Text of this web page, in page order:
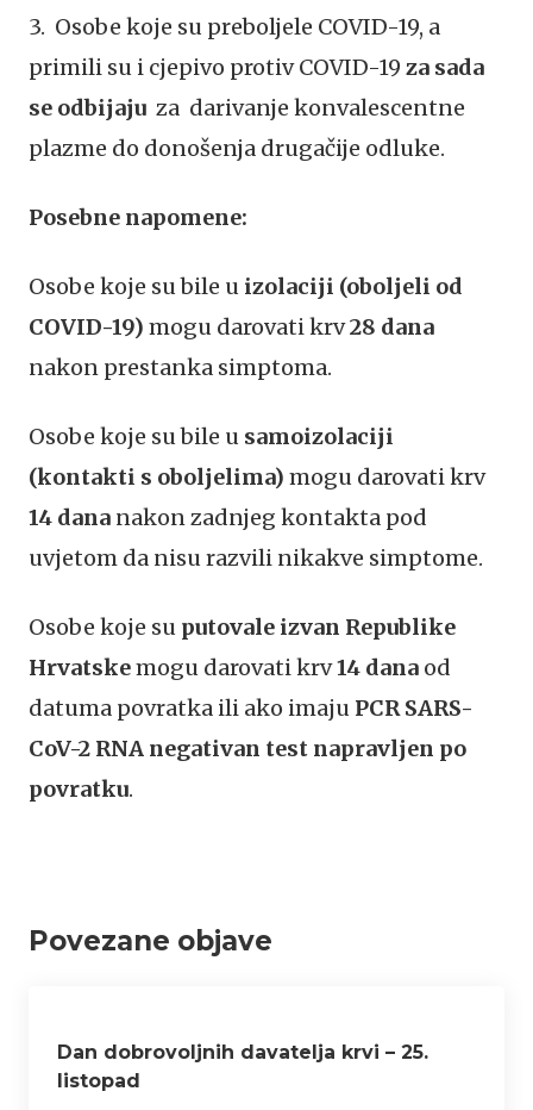
3. Osobe koje su preboljele COVID-19, a
primili su i cjepivo protiv COVID-19 za sada
se odbijaju za darivanje konvalescentne
plazme do donošenja drugačije odluke.
Posebne napomene:
Osobe koje su bile u izolaciji (oboljeli od
COVID-19) mogu darovati krv28 dana
nakon prestanka simptoma.
Osobe koje subile u samoizolaciji
(kontakti s oboljelima) mogu darovati krv
14 dana nakon zadnjeg kontakta pod
uvjetom da nisu razvili nikakve simptome.
Osobe koje su putovale izvan Republike
Hrvatskemogu darovati krv14 dana od
datuma povratka ili ako imaju PCR SARS-
CoV-2 RNA negativan test napravljen po
povratku.
Povezane objave
Dan dobrovoljnih davatelja krvi – 25.
listopad